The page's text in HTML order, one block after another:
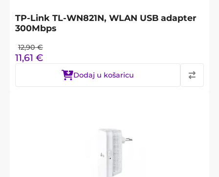
TP-Link TL-WN821N, WLAN USB adapter
300Mbps
12,90 €
11,61 €
Dodaj u košaricu